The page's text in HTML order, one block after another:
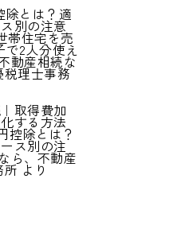
除とは？適
別の注意
帯住宅を売
で2人分使え
動産相続な
税理士事務
取得費加
する方法
控除とは？
ス別の注
ら、不動産
所より